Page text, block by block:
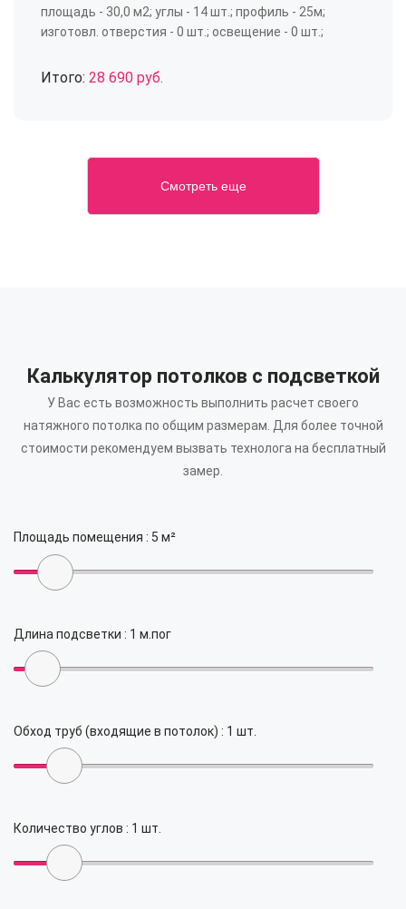
площадь - 30,0 м2; углы - 14 шт.; профиль - 25м;
изготовл. отверстия - 0 шт.; освещение - 0 шт.;
Итого: 28 690 руб.
Смотреть еще
Калькулятор потолков с подсветкой
У Вас есть возможность выполнить расчет своего
натяжного потолка по общим размерам. Для более точной
стоимости рекомендуем вызвать технолога на бесплатный
замер.
Площадь помещения : 5 м²
Длина подсветки : 1 м.пог
Обход труб (входящие в потолок) : 1 шт.
Количество углов : 1 шт.